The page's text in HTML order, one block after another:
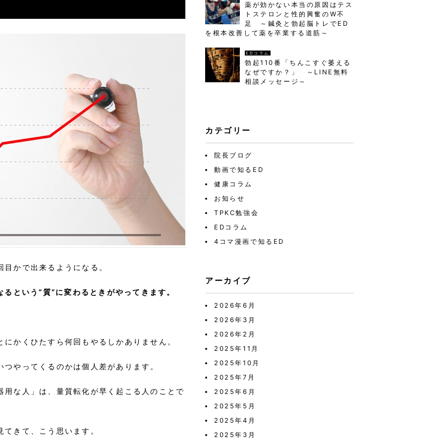
かで出来るようになる。
という”質”に変わるときがやってきます。
かくひたすら何回もやるしかありません。
やってくるのかは個人差があります。
な人」は、量質転化が早く起こる人のことで
きて、こう思います。
薬が効かない本当の原因はテス
トステロンと性的興奮のW不
足 ～鍼灸と勃起脳トレでED
を根本改善して薬を卒業する道筋～
EDコラム
勃起110番「ちんこすぐ萎える
なぜですか？」 ～LINE無料
相談メッセージ～
カテゴリー
院長ブログ
動画で知るED
健康コラム
お知らせ
TPKC勉強会
EDコラム
4コマ漫画で知るED
アーカイブ
2026年6月
2026年3月
2026年2月
2025年11月
2025年10月
2025年7月
2025年6月
2025年5月
2025年4月
2025年3月